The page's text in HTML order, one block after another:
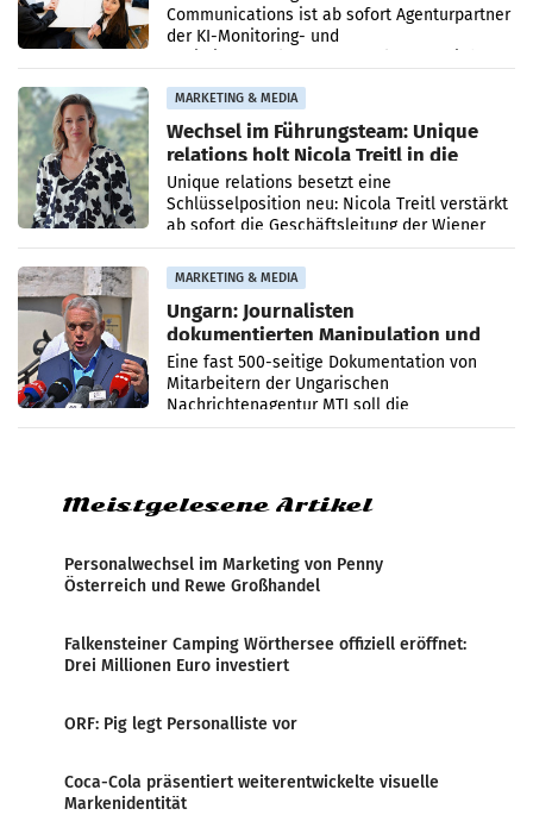
Communications ist ab sofort Agenturpartner
der KI-Monitoring- und
MARKETING & MEDIA
Wechsel im Führungsteam: Unique
relations holt Nicola Treitl in die
Geschäftsleitung
Unique relations besetzt eine
Schlüsselposition neu: Nicola Treitl verstärkt
ab sofort die Geschäftsleitung der Wiener
PR-Agentur an der Seite von Josef Kalina und
Anna Kalina-Mahr.
MARKETING & MEDIA
Ungarn: Journalisten
dokumentierten Manipulation und
Zensur
Eine fast 500-seitige Dokumentation von
Mitarbeitern der Ungarischen
Nachrichtenagentur MTI soll die
systematische Nachrichten-Manipulation und
Meistgelesene Artikel
Personalwechsel im Marketing von Penny
Österreich und Rewe Großhandel
Falkensteiner Camping Wörthersee offiziell eröffnet:
Drei Millionen Euro investiert
ORF: Pig legt Personalliste vor
Coca-Cola präsentiert weiterentwickelte visuelle
Markenidentität